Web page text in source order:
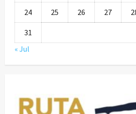
24 25 26 27
31
« Jul